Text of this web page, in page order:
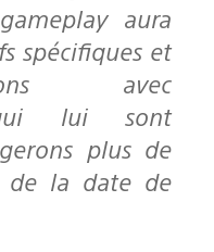
aura
spécifiques et
avec
qui lui sont
plus de
de la date de